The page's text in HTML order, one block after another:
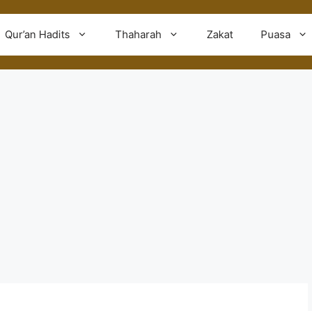
Qur’an Hadits Thaharah Zakat Puasa